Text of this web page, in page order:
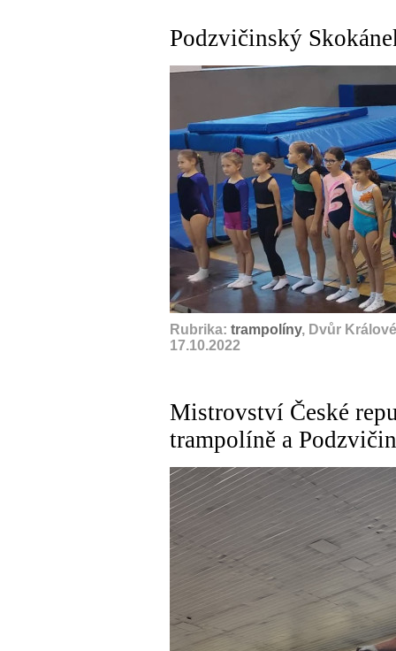
Podzvičinský
Rubrika: trampolíny, Dvůr
17.10.2022
Mistrovství České
trampolíně a